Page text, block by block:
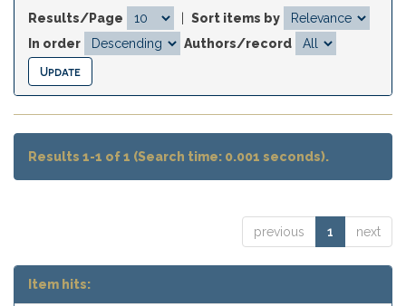
Results/Page
Sort items by
In order
Authors/record
Results 1-1 of 1 (Search time: 0.001 seconds).
previous 1 next
Item hits: